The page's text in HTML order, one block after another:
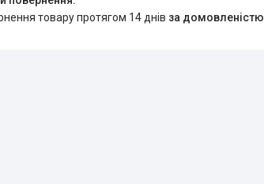
товару протягом 14 днів за домовленістю